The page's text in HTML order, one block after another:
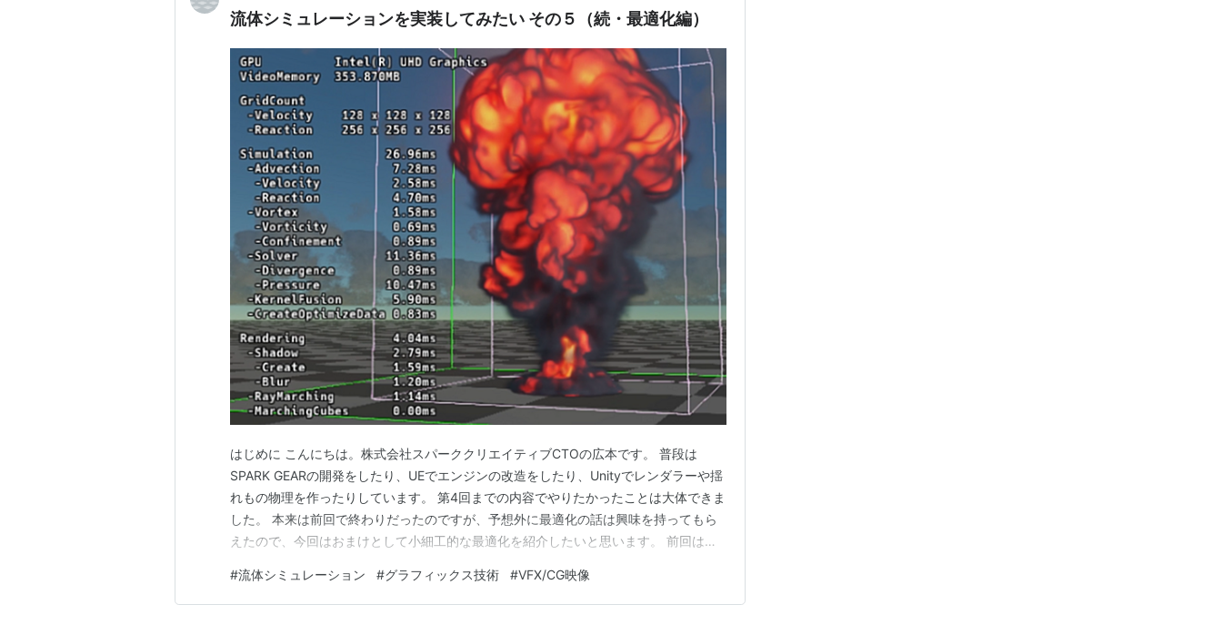
流体シミュレーションを実装してみたい その５（続・最適化編）
はじめに こんにちは。株式会社スパーククリエイティブCTOの広本です。 普段は
SPARK GEARの開発をしたり、UEでエンジンの改造をしたり、Unityでレンダラーや揺
れもの物理を作ったりしています。 第4回までの内容でやりたかったことは大体できま
した。 本来は前回で終わりだったのですが、予想外に最適化の話は興味を持ってもら
えたので、今回はおまけとして小細工的な最適化を紹介したいと思います。 前回はソ
つつくような最適化をしていきます。 こういった面倒な最適化は出来ればしたくない
のですが、リアルタイム用途ではスペッ…
#流体シミュレーション #グラフィックス技術 #VFX/CG映像